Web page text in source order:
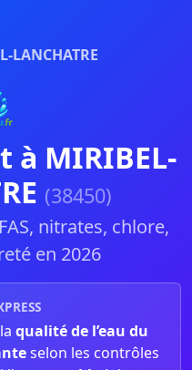
LANCHATRE
à MIRIBEL-
(38450)
nitrates, chlore,
en 2026
qualité de l’eau du
selon les contrôles